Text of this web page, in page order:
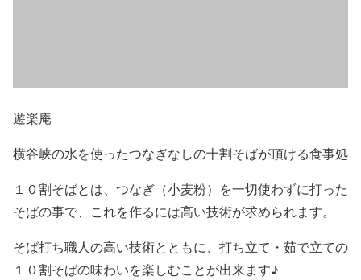
遊楽庵
横谷峡の水を使ったつなぎなしの十割そばが頂ける食事処
１０割そばとは、つなぎ（小麦粉）を一切使わずに打った
そばの事で、これを作るには高い技術が求められます。
そば打ち職人の高い技術とともに、打ち立て・茹で立ての
１０割そばの味わいを楽しむことが出来ます♪